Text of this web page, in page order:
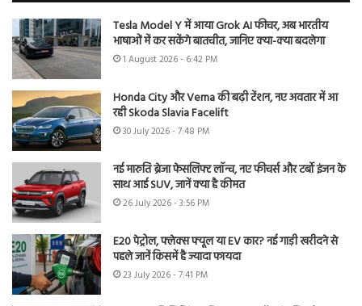
Tesla Model Y में आया Grok AI फीचर, अब भारतीय
भाषाओं में कर सकेंगे बातचीत, जानिए क्या-क्या बदलेगा
1 August 2026 - 6:42 PM
Honda City और Verna की बढ़ी टेंशन, नए अवतार में आ
रही Skoda Slavia Facelift
30 July 2026 - 7:48 PM
नई मारुति ब्रेजा फेसलिफ्ट लॉन्च, नए फीचर्स और टर्बो इंजन के
साथ आई SUV, जानें क्या है कीमत
26 July 2026 - 3:56 PM
E20 पेट्रोल, फ्लेक्स फ्यूल या EV कार? नई गाड़ी खरीदने से
पहले जानें किसमें है ज्यादा फायदा
23 July 2026 - 7:41 PM